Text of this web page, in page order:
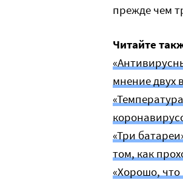
прежде чем
Читайте
мнение двух
«Три
том, как
«Хорошо,